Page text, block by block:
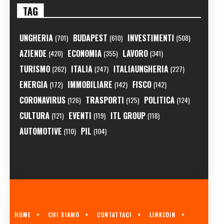
TAG
UNGHERIA (701) BUDAPEST (610) INVESTIMENTI (508)
AZIENDE (420) ECONOMIA (355) LAVORO (341)
TURISMO (262) ITALIA (247) ITALIAUNGHERIA (227)
ENERGIA (172) IMMOBILIARE (142) FISCO (142)
CORONAVIRUS (126) TRASPORTI (125) POLITICA (124)
CULTURA (121) EVENTI (119) ITL GROUP (118)
AUTOMOTIVE (110) PIL (104)
HOME CHI SIAMO CONTATTACI
LINKEDIN